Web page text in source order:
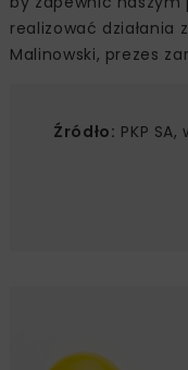
realizować działania
Malinowski, prezes
Źródło: PKP